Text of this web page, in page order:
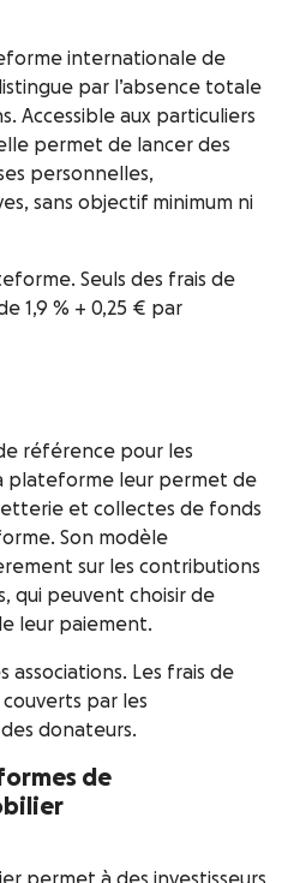
internationale de
par l’absence totale
Accessible aux particuliers
permet de lancer des
personnelles,
sans objectif minimum ni
Seuls des frais de
1,9 % + 0,25 € par
référence pour les
plateforme leur permet de
et collectes de fonds
Son modèle
sur les contributions
qui peuvent choisir de
leur paiement.
associations. Les frais de
par les
donateurs.
de